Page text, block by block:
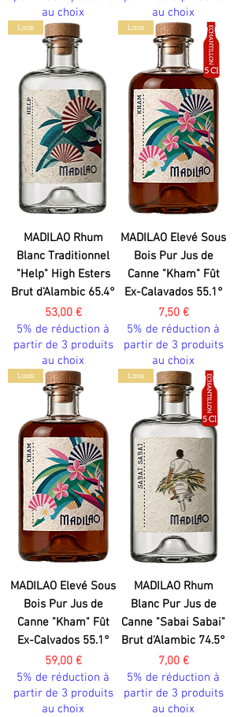
au choix
au choix
Laos
MADILAO Rhum
Blanc Traditionnel
"Help" High Esters
Brut d'Alambic 65.4°
Prix
53,00 €
5% de réduction à
partir de 3 produits
au choix
Laos
MADILAO Elevé Sous
Bois Pur Jus de
Canne "Kham" Fût
Ex-Calavados 55.1°
Prix
7,50 €
5% de réduction à
partir de 3 produits
au choix
Laos
MADILAO Elevé Sous
Bois Pur Jus de
Canne "Kham" Fût
Ex-Calvados 55.1°
Prix
59,00 €
5% de réduction à
partir de 3 produits
au choix
Laos
MADILAO Rhum
Blanc Pur Jus de
Canne "Sabai Sabai"
Brut d'Alambic 74.5°
Prix
7,00 €
5% de réduction à
partir de 3 produits
au choix